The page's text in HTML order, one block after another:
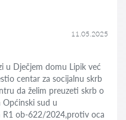
11.05.2025
u Dječjem domu Lipik već
centar za socijalnu skrb
da želim preuzeti skrb o
sud u
R1 ob-622/2024,protiv oca